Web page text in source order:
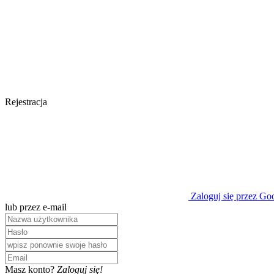
Rejestracja
Zaloguj się przez
lub przez e-mail
Masz konto? Zaloguj się!